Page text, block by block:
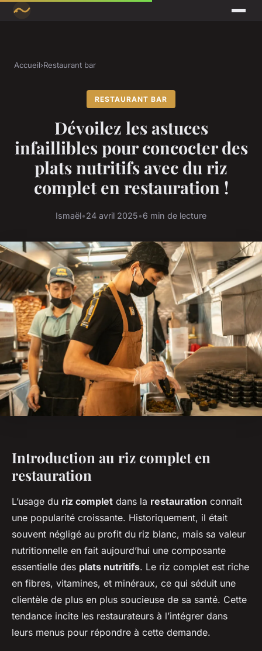
Accueil›Restaurant bar
RESTAURANT BAR
Dévoilez les astuces
infaillibles pour concocter des
plats nutritifs avec du riz
complet en restauration !
Ismaël•24 avril 2025•6 min de lecture
Introduction au riz complet en
restauration
L’usage du riz complet dans la restauration connaît
une popularité croissante. Historiquement, il était
souvent négligé au profit du riz blanc, mais sa valeur
nutritionnelle en fait aujourd’hui une composante
essentielle des plats nutritifs. Le riz complet est riche
en fibres, vitamines, et minéraux, ce qui séduit une
clientèle de plus en plus soucieuse de sa santé. Cette
tendance incite les restaurateurs à l’intégrer dans
leurs menus pour répondre à cette demande.